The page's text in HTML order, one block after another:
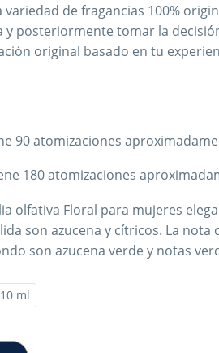
de fragancias 100%
y posteriormente tomar la
original basado en tu
90 atomizaciones
180 atomizaciones
olfativa Floral para mujeres
son azucena y cítricos. La nota
son azucena verde y notas
10 ml